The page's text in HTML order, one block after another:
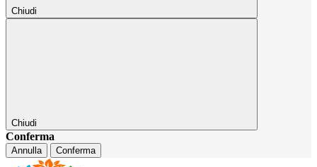
Chiudi
Chiudi
Conferma
Annulla Conferma